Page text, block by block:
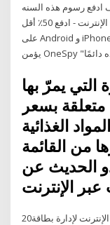
ادفع رسوم هذه السنه
وشكرا. بطاقة بايونير إنها الجمعة السوداء وإثنين الإنترنت - ادفع 50٪ أقل
على Android و iPhone و Windows وعلى منتجات التجسس على Mac
يمرّ بها
متعلقة بسعر
الغذائية
من القائمة
الحديث عن
الإنترنت
20‏‏/2‏‏/1440 بعد الهجرة 1 يمكنك فتح حساب عبر الإنترنت لإدارة بطاقة